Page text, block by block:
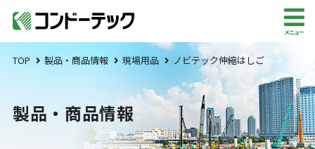
メニュー
TOP 製品・商品情報 現場用品 ノビテック伸縮はしご
製品・商品情報